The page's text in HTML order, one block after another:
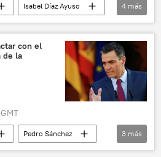
Isabel Díaz Ayuso
de España
Partido Popular español
4 más
con el
de la
Pedro Sánchez
(PSOE)
3 más